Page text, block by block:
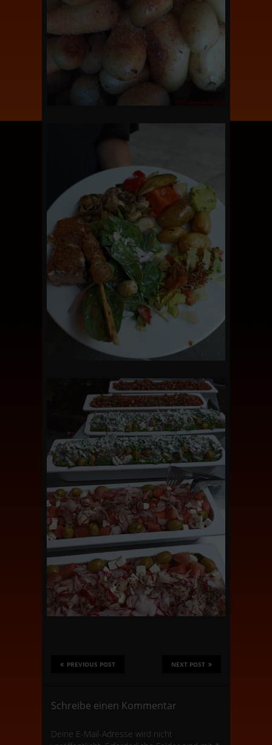
NEXT POST
PREVIOUS POST
Schreibe einen Kommentar
Deine E-Mail-Adresse wird nicht